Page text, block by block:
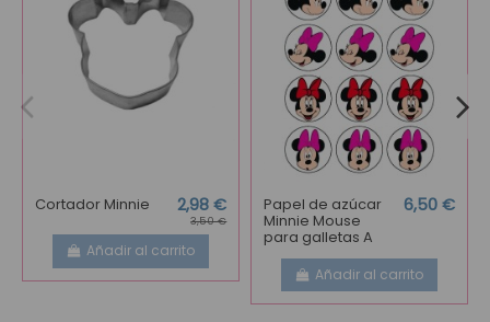
Cortador Minnie 2,98 €
3,50 €
Añadir al carrito
Papel de azúcar
Minnie Mouse
para galletas A
6,50 €
Añadir al carrito